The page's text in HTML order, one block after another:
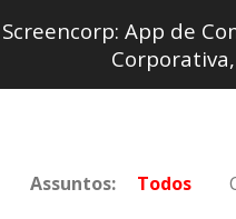
Screencorp: App de
Assuntos: Todos